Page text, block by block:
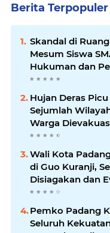
Berita Terpopuler
Skandal di
Mesum Siswa
Hukuman dan
Mengikuti
Hujan Deras
Sejumlah
Warga
Waspada Banjir
Wali Kota
di Guo Kuranji,
Disiagakan dan
Dipercepat
Pemko Padang
Seluruh